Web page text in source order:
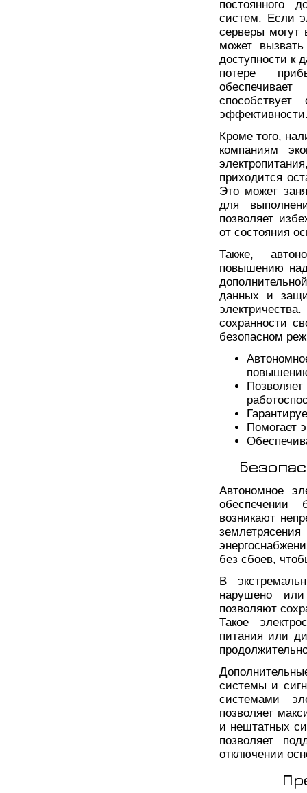
постоянного
систем. Если
серверы могут
может
доступности к
потере
Кроме того,
компаниям
приходится
Это может
для
позволяет
от состояния
Также,
повышению
данных и
сохранности
безопасном
Помогает
Автономное
обеспечении
возникают
без сбоев,
В
нарушено
позволяют
Такое
питания или
системы и
системами
позволяет
и нештатных
позволяет
отключении